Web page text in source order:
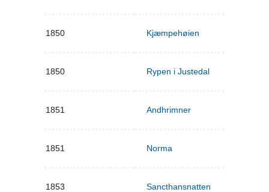
1850 Kjæmpehøien
1850 Rypen i Justedal
1851 Andhrimner
1851 Norma
1853 Sancthansnatten